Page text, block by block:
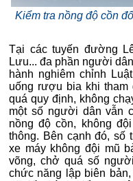
Kiểm tra nồng độ cồn
Tại các tuyến đường
Lưu... đa phần người
hành nghiêm chỉnh
uống rượu bia khi
quá quy định, không
một số người dân vẫn
nồng độ cồn, không
thông. Bên cạnh đó, số
xe máy không đội mũ
võng, chở quá số
chức năng lập biên